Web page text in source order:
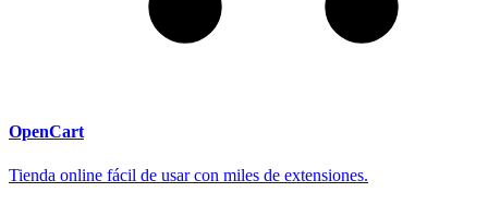
OpenCart
Tienda online fácil de usar con miles de extensiones.